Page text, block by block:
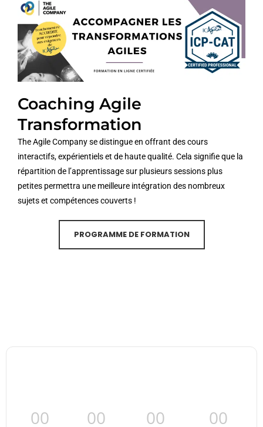
Coaching Agile
Transformation
The Agile Company se distingue en offrant des cours
interactifs, expérientiels et de haute qualité. Cela signifie que la
répartition de l’apprentissage sur plusieurs sessions plus
petites permettra une meilleure intégration des nombreux
sujets et compétences couverts !
PROGRAMME DE FORMATION
00 00 00 00